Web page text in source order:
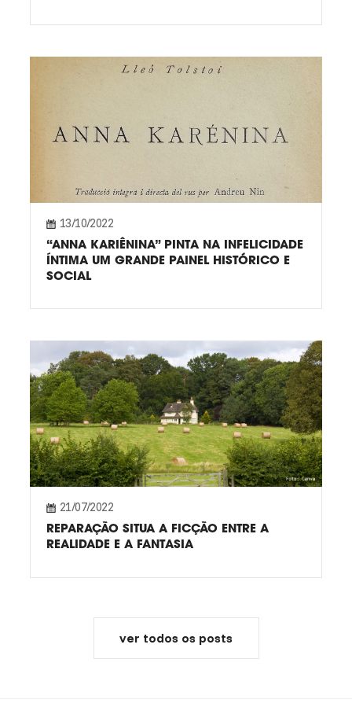
13/10/2022
“ANNA KARIÊNINA” PINTA NA INFELICIDADE
ÍNTIMA UM GRANDE PAINEL HISTÓRICO E
SOCIAL
21/07/2022
REPARAÇÃO SITUA A FICÇÃO ENTRE A
REALIDADE E A FANTASIA
ver todos os posts